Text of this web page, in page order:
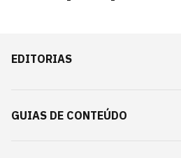
EDITORIAS
GUIAS DE CONTEÚDO